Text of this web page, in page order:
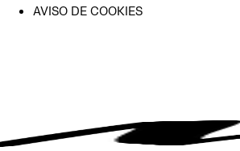
AVISO DE COOKIES